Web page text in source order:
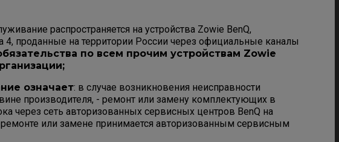
распространяется на устройства Zowie BenQ,
4, проданные на территории России через официальные каналы
по всем прочим устройствам Zowie
означает: в случае возникновения неисправности
производителя, - ремонт или замену комплектующих в
через сеть авторизованных сервисных центров BenQ на
или замене принимается авторизованным сервисным